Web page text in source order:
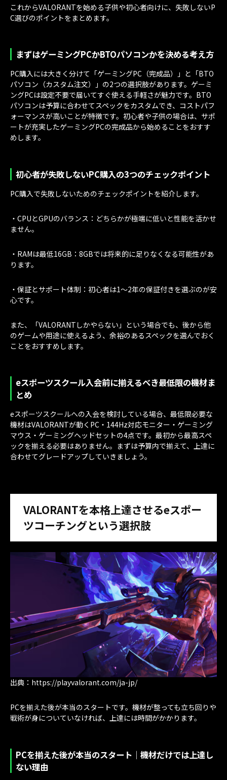
これからVALORANTを始める子供や初心者向けに、失敗しないP
C選びのポイントをまとめます。
まずはゲーミングPCかBTOパソコンかを決める考え方
PC購入には大きく分けて「ゲーミングPC（完成品）」と「BTO
パソコン（カスタム注文）」の2つの選択肢があります。ゲーミ
ングPCは設定不要で届いてすぐ使える手軽さが魅力です。BTO
パソコンは予算に合わせてスペックをカスタムでき、コストパフ
ォーマンスが高いことが特徴です。初心者や子供の場合は、サポ
ートが充実したゲーミングPCの完成品から始めることをおすす
めします。
初心者が失敗しないPC購入の3つのチェックポイント
PC購入で失敗しないためのチェックポイントを紹介します。
・CPUとGPUのバランス：どちらかが極端に低いと性能を活かせ
ません。
・RAMは最低16GB：8GBでは将来的に足りなくなる可能性があ
ります。
・保証とサポート体制：初心者は1〜2年の保証付きを選ぶのが安
心です。
また、「VALORANTしかやらない」という場合でも、後から他
のゲームや用途に使えるよう、余裕のあるスペックを選んでおく
ことをおすすめします。
eスポーツスクール入会前に揃えるべき最低限の機材ま
とめ
eスポーツスクールへの入会を検討している場合、最低限必要な
機材はVALORANTが動くPC・144Hz対応モニター・ゲーミング
マウス・ゲーミングヘッドセットの4点です。最初から最高スペ
ックを揃える必要はありません。まずは予算内で揃えて、上達に
合わせてグレードアップしていきましょう。
VALORANTを本格上達させるeスポー
ツコーチングという選択肢
出典：https://playvalorant.com/ja-jp/
PCを揃えた後が本当のスタートです。機材が整っても立ち回りや
戦術が身についていなければ、上達には時間がかかります。
PCを揃えた後が本当のスタート｜機材だけでは上達し
ない理由